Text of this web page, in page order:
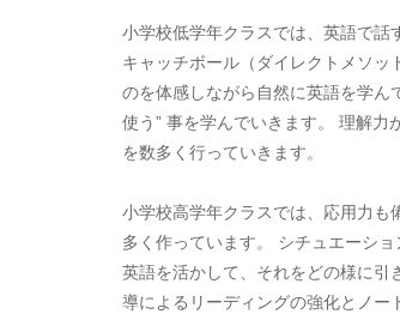
小学校低学年クラスでは、英語で話
キャッチボール（ダイレクトメソッ
のを体感しながら自然に英語を学ん
使う” 事を学んでいきます。 理解
を数多く行っていきます。
小学校高学年クラスでは、応用力も
多く作っています。 シチュエーシ
英語を活かして、それをどの様に引
導によるリーディングの強化とノー